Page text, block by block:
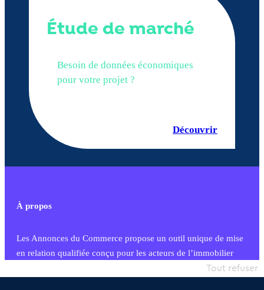
Étude de marché
Besoin de données économiques
pour votre projet ?
Découvrir
À propos
Les Annonces du Commerce propose un outil unique de mise
en relation qualifiée conçu pour les acteurs de l’immobilier
commercial et les collectivités territoriales, simple et intégrant
Tout refuser